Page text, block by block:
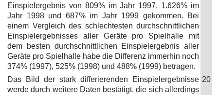
Einspielergebnis von 809% im Jahr 1997, 1.626% im
Jahr 1998 und 687% im Jahr 1999 gekommen. Bei
einem Vergleich des schlechtesten durchschnittlichen
Einspielergebnisses aller Geräte pro Spielhalle mit
dem besten durchschnittlichen Einspielergebnis aller
Geräte pro Spielhalle habe die Differenz immerhin noch
374% (1997), 525% (1998) und 488% (1999) betragen.
Das Bild der stark differierenden Einspielergebnisse
werde durch weitere Daten bestätigt, die sich allerdings
20